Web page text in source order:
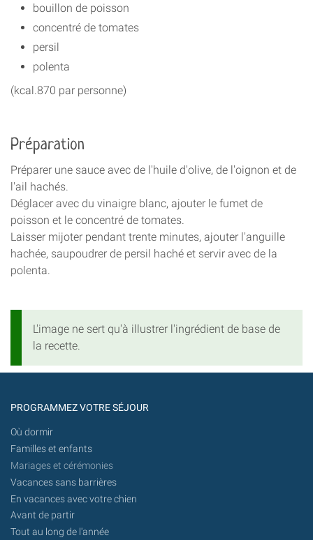
bouillon de poisson
concentré de tomates
persil
polenta
(kcal.870 par personne)
Préparation
Préparer une sauce avec de l'huile d'olive, de l'oignon et de
l'ail hachés.
Déglacer avec du vinaigre blanc, ajouter le fumet de
poisson et le concentré de tomates.
Laisser mijoter pendant trente minutes, ajouter l'anguille
hachée, saupoudrer de persil haché et servir avec de la
polenta.
L'image ne sert qu'à illustrer l'ingrédient de base de
la recette.
PROGRAMMEZ VOTRE SÉJOUR
Où dormir
Familles et enfants
Mariages et cérémonies
Vacances sans barrières
En vacances avec votre chien
Avant de partir
Tout au long de l'année